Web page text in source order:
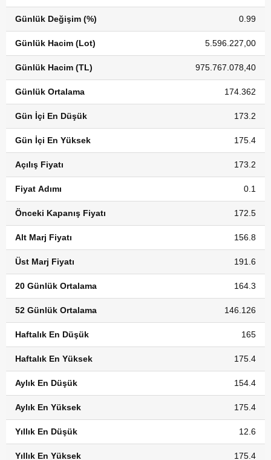
Günlük Değişim (%) 0.99
Günlük Hacim (Lot) 5.596.227,00
Günlük Hacim (TL) 975.767.078,40
Günlük Ortalama 174.362
Gün İçi En Düşük 173.2
Gün İçi En Yüksek 175.4
Açılış Fiyatı 173.2
Fiyat Adımı 0.1
Önceki Kapanış Fiyatı 172.5
Alt Marj Fiyatı 156.8
Üst Marj Fiyatı 191.6
20 Günlük Ortalama 164.3
52 Günlük Ortalama 146.126
Haftalık En Düşük 165
Haftalık En Yüksek 175.4
Aylık En Düşük 154.4
Aylık En Yüksek 175.4
Yıllık En Düşük 12.6
Yıllık En Yüksek 175.4